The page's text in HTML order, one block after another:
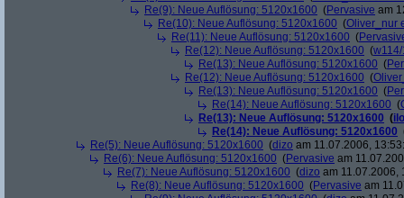
Re(9): Neue Auflösung: 5120x1600 (Pervasive am
Re(10): Neue Auflösung: 5120x1600 (Oliver_nur
Re(11): Neue Auflösung: 5120x1600 (
Re(12): Neue Auflösung: 5120x1600 (
Re(13): Neue Auflösung: 5120x1600 (
Re(12): Neue Auflösung: 5120x1600 (
Re(13): Neue Auflösung: 5120x1600 (
Re(14): Neue Auflösung: 5120x1600 (
Re(13): Neue Auflösung: 5120x1600 (
Re(14): Neue Auflösung: 5120x1600
Re(5): Neue Auflösung: 5120x1600 (dizo am 11.07.2006,
Re(6): Neue Auflösung: 5120x1600 (Pervasive am
Re(7): Neue Auflösung: 5120x1600 (dizo am 11.07.2006,
Re(8): Neue Auflösung: 5120x1600 (Pervasive am